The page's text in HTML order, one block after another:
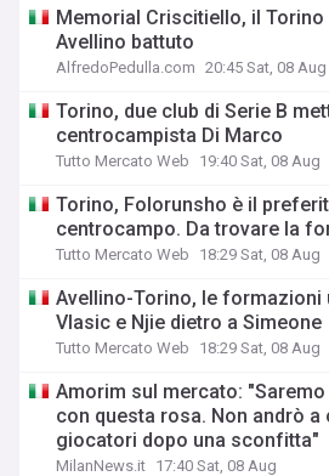
Memorial Criscitiello, il
Avellino battuto
AlfredoPedulla.com 20:45 Sat, 08 Aug
Torino, due club di Serie B
centrocampista Di Marco
Tutto Mercato Web 19:40 Sat, 08 Aug
Torino, Folorunsho è il
centrocampo. Da trovare la
Tutto Mercato Web 18:29 Sat, 08 Aug
Avellino-Torino, le
Vlasic e Njie dietro a Simeone
Tutto Mercato Web 18:29 Sat, 08 Aug
Amorim sul mercato:
con questa rosa. Non andrò a
giocatori dopo una sconfitta"
MilanNews.it 17:40 Sat, 08 Aug